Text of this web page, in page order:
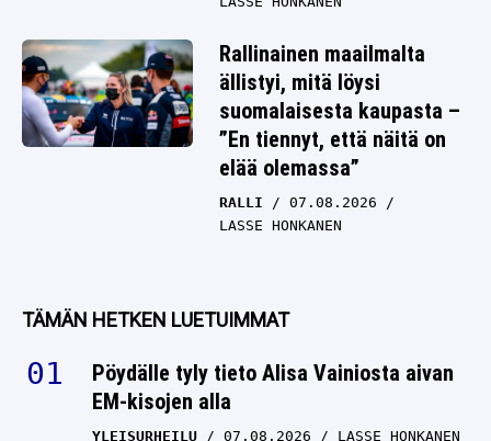
Rallinainen maailmalta
ällistyi, mitä löysi
suomalaisesta kaupasta –
”En tiennyt, että näitä on
elää olemassa”
RALLI
07.08.2026
LASSE HONKANEN
TÄMÄN HETKEN LUETUIMMAT
Pöydälle tyly tieto Alisa Vainiosta aivan
EM-kisojen alla
YLEISURHEILU 07.08.2026 LASSE HONKANEN